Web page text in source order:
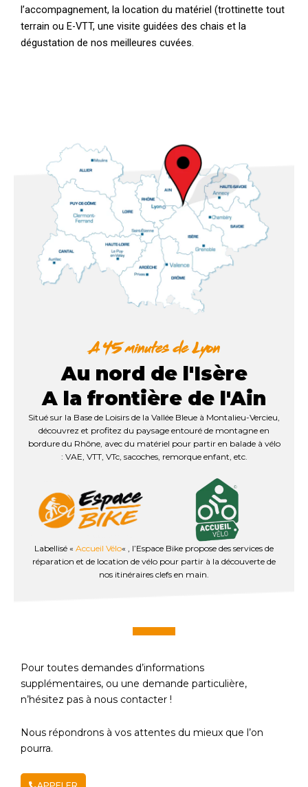
l’accompagnement, la location du matériel (trottinette tout
terrain ou E-VTT, une visite guidées des chais et la
dégustation de nos meilleures cuvées.
Au nord de l'Isère
A la frontière de l'Ain
Situé sur la Base de Loisirs de la Vallée Bleue à Montalieu-Vercieu,
découvrez et profitez du paysage entouré de montagne en
bordure du Rhône, avec du matériel pour partir en balade à vélo
: VAE, VTT, VTc, sacoches, remorque enfant, etc.
Labellisé « Accueil Vélo« , l’Espace Bike propose des services de
réparation et de location de vélo pour partir à la découverte de
nos itinéraires clefs en main.
Pour toutes demandes d’informations
supplémentaires, ou une demande particulière,
n’hésitez pas à nous contacter !
Nous répondrons à vos attentes du mieux que l’on
pourra.